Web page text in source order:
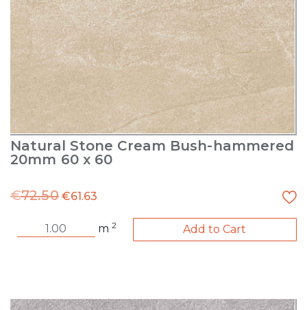
Natural Stone Cream Bush-hammered
20mm 60 x 60
€72.50 €61.63
m2 Add to Cart